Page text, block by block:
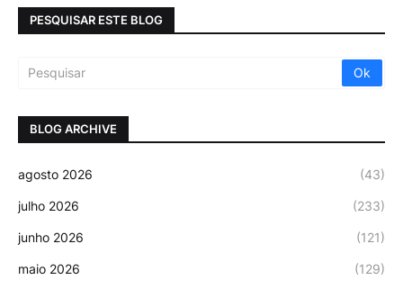
PESQUISAR ESTE BLOG
BLOG ARCHIVE
agosto 2026 (43)
julho 2026 (233)
junho 2026 (121)
maio 2026 (129)